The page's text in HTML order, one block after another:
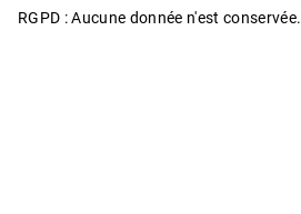
RGPD : Aucune donnée n'est conservée.